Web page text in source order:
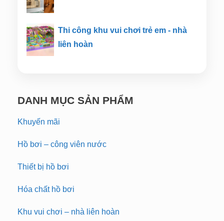
Thi công khu vui chơi trẻ em - nhà
liên hoàn
DANH MỤC SẢN PHẨM
Khuyến mãi
Hồ bơi – công viên nước
Thiết bị hồ bơi
Hóa chất hồ bơi
Khu vui chơi – nhà liên hoàn